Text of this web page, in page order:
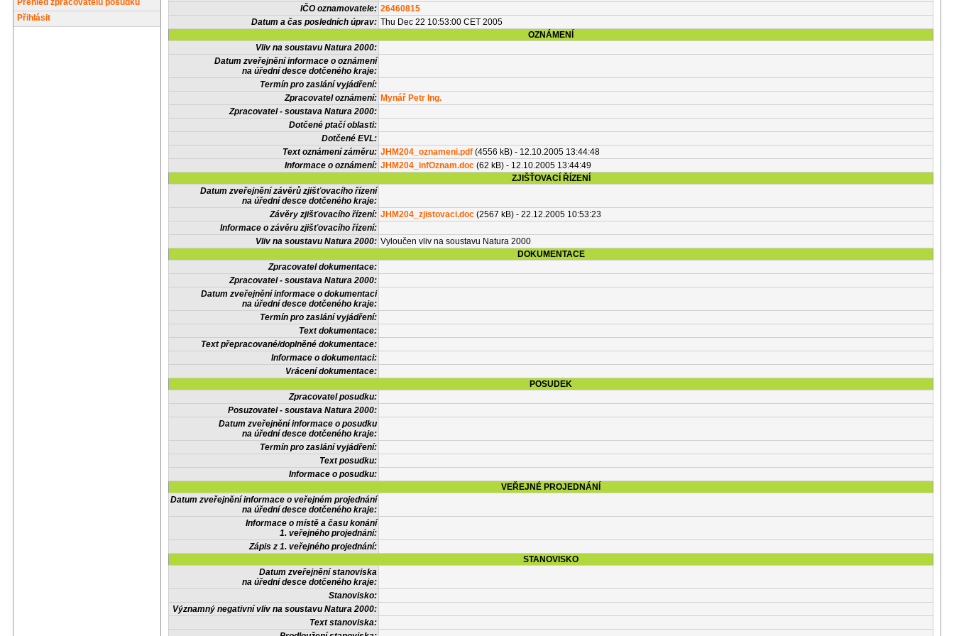
Přehled zpracovatelů posudků
Přihlásit
IČO oznamovatele: 26460815
Datum a čas posledních úprav: Thu Dec 22 10:53:00 CET 2005
OZNÁMENÍ
Vliv na soustavu Natura 2000:
Datum zveřejnění informace o oznámení
na úřední desce dotčeného kraje:
Termín pro zaslání vyjádření:
Zpracovatel oznámení: Mynář Petr Ing.
Zpracovatel - soustava Natura 2000:
Dotčené ptačí oblasti:
Dotčené EVL:
Text oznámení záměru: JHM204_oznameni.pdf (4556 kB) - 12.10.2005 13:44:48
Informace o oznámení: JHM204_infOznam.doc (62 kB) - 12.10.2005 13:44:49
ZJIŠŤOVACÍ ŘÍZENÍ
Datum zveřejnění závěrů zjišťovacího řízení
na úřední desce dotčeného kraje:
Závěry zjišťovacího řízení: JHM204_zjistovaci.doc (2567 kB) - 22.12.2005 10:53:23
Informace o závěru zjišťovacího řízení:
Vliv na soustavu Natura 2000: Vyloučen vliv na soustavu Natura 2000
DOKUMENTACE
Zpracovatel dokumentace:
Zpracovatel - soustava Natura 2000:
Datum zveřejnění informace o dokumentaci
na úřední desce dotčeného kraje:
Termín pro zaslání vyjádření:
Text dokumentace:
Text přepracované/doplněné dokumentace:
Informace o dokumentaci:
Vrácení dokumentace:
POSUDEK
Zpracovatel posudku:
Posuzovatel - soustava Natura 2000:
Datum zveřejnění informace o posudku
na úřední desce dotčeného kraje:
Termín pro zaslání vyjádření:
Text posudku:
Informace o posudku:
VEŘEJNÉ PROJEDNÁNÍ
Datum zveřejnění informace o veřejném projednání
na úřední desce dotčeného kraje:
Informace o místě a času konání
1. veřejného projednání:
Zápis z 1. veřejného projednání:
STANOVISKO
Datum zveřejnění stanoviska
na úřední desce dotčeného kraje:
Stanovisko:
Významný negativní vliv na soustavu Natura 2000:
Text stanoviska: